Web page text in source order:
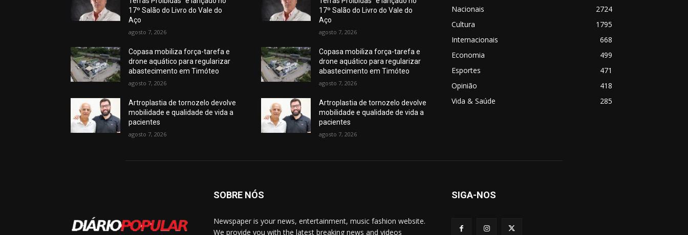
17º Salão do Livro do Vale do
Aço
agosto 7, 2026
Copasa mobiliza força-tarefa e
drone aquático para regularizar
abastecimento em Timóteo
agosto 7, 2026
Artroplastia de tornozelo devolve
mobilidade e qualidade de vida a
pacientes
agosto 7, 2026
17º Salão do Livro do Vale do
Aço
agosto 7, 2026
Copasa mobiliza força-tarefa e
drone aquático para regularizar
abastecimento em Timóteo
agosto 7, 2026
Artroplastia de tornozelo devolve
mobilidade e qualidade de vida a
pacientes
agosto 7, 2026
Nacionais
2724
Cultura
1795
Internacionais
668
Economia
499
Esportes
471
Opinião
418
Vida & Saúde
285
SOBRE NÓS
Newspaper is your news, entertainment, music fashion website.
We provide you with the latest breaking news and videos
SIGA-NOS